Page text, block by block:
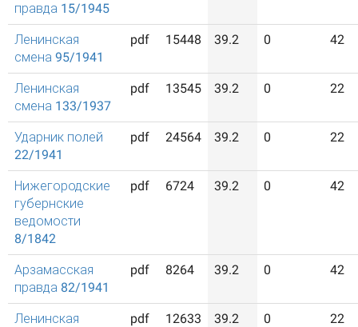
правда 15/1945
Ленинская
смена 95/1941
pdf 15448 39.2 0 42
Ленинская
смена 133/1937
pdf 13545 39.2 0 22
Ударник полей
22/1941
pdf 24564 39.2 0 22
Нижегородские
губернские
ведомости
8/1842
pdf 6724 39.2 0 42
Арзамасская
правда 82/1941
pdf 8264 39.2 0 42
Ленинская
pdf 12633 39.2 0 22